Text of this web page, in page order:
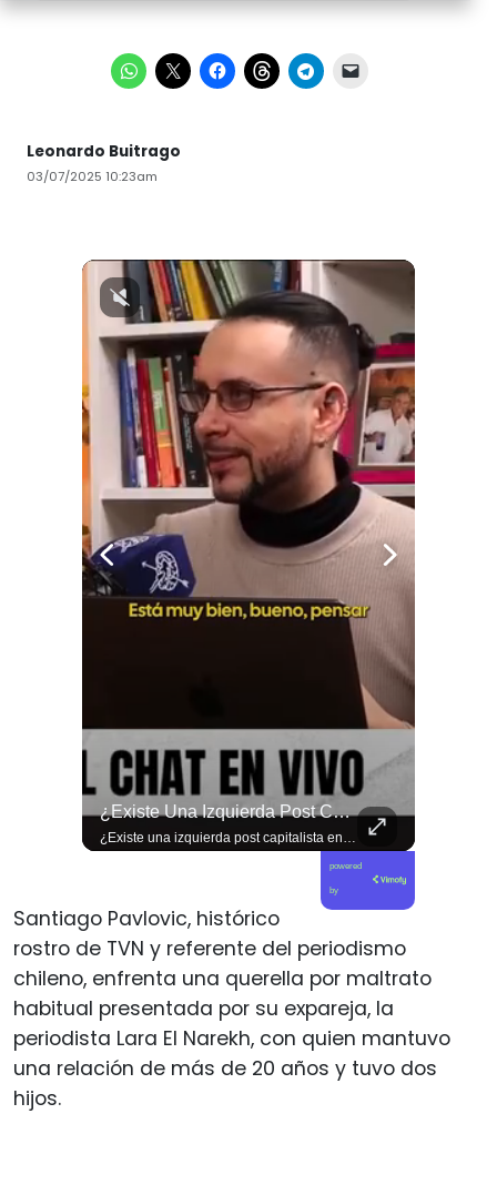
Leonardo Buitrago
03/07/2025 10:23am
¿Existe Una Izquierda Post Capitalista En Chile?
¿Existe una izquierda post capitalista en Chile? 🤔 Esta semana tuvimos panelazo en Gobierno de Emergencia con @giordanociudadano @jpsanhuezatortella y @naticastilloabogada 🔥
powered
by
Santiago Pavlovic, histórico
rostro de TVN y referente del periodismo
chileno, enfrenta una querella por maltrato
habitual presentada por su expareja, la
periodista Lara El Narekh, con quien mantuvo
una relación de más de 20 años y tuvo dos
hijos.